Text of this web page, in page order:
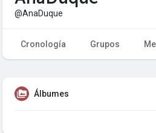
@AnaDuque
Cronología Grupos
Álbumes